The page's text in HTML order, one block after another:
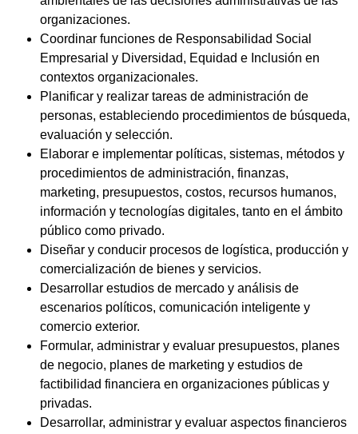
organizaciones.
Coordinar funciones de Responsabilidad Social
Empresarial y Diversidad, Equidad e Inclusión en
contextos organizacionales.
Planificar y realizar tareas de administración de
personas, estableciendo procedimientos de búsqueda,
evaluación y selección.
Elaborar e implementar políticas, sistemas, métodos y
procedimientos de administración, finanzas,
marketing, presupuestos, costos, recursos humanos,
información y tecnologías digitales, tanto en el ámbito
público como privado.
Diseñar y conducir procesos de logística, producción y
comercialización de bienes y servicios.
Desarrollar estudios de mercado y análisis de
escenarios políticos, comunicación inteligente y
comercio exterior.
Formular, administrar y evaluar presupuestos, planes
de negocio, planes de marketing y estudios de
factibilidad financiera en organizaciones públicas y
privadas.
Desarrollar, administrar y evaluar aspectos financieros